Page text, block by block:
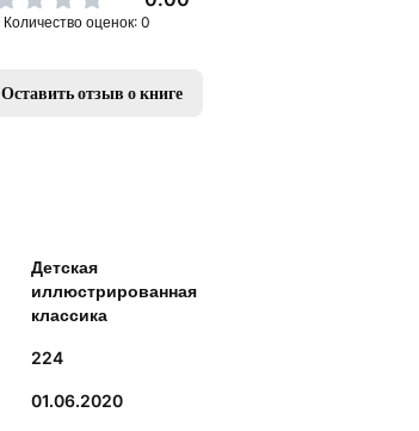
Количество оценок: 0
Оставить отзыв о книге
Детская
иллюстрированная
классика
224
01.06.2020